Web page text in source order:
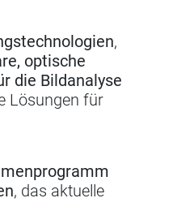
,
optische
die Bildanalyse
Lösungen für
, das aktuelle